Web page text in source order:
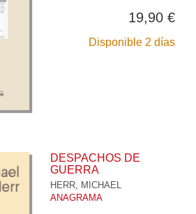
19,90 €
Disponible 2 días
DESPACHOS DE
GUERRA
HERR, MICHAEL
ANAGRAMA